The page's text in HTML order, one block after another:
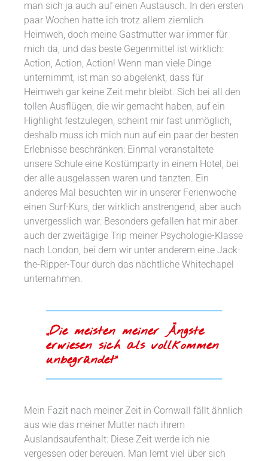
man sich ja auch auf einen Austausch. In den ersten
paar Wochen hatte ich trotz allem ziemlich
Heimweh, doch meine Gastmutter war immer für
mich da, und das beste Gegenmittel ist wirklich:
Action, Action, Action! Wenn man viele Dinge
unternimmt, ist man so abgelenkt, dass für
Heimweh gar keine Zeit mehr bleibt. Sich bei all den
tollen Ausflügen, die wir gemacht haben, auf ein
Highlight festzulegen, scheint mir fast unmöglich,
deshalb muss ich mich nun auf ein paar der besten
Erlebnisse beschränken: Einmal veranstaltete
unsere Schule eine Kostümparty in einem Hotel, bei
der alle ausgelassen waren und tanzten. Ein
anderes Mal besuchten wir in unserer Ferienwoche
einen Surf-Kurs, der wirklich anstrengend, aber auch
unvergesslich war. Besonders gefallen hat mir aber
auch der zweitägige Trip meiner Psychologie-Klasse
nach London, bei dem wir unter anderem eine Jack-
the-Ripper-Tour durch das nächtliche Whitechapel
unternahmen.
„Die meisten meiner Ängste
erwiesen sich als vollkommen
unbegründet“
Mein Fazit nach meiner Zeit in Cornwall fällt ähnlich
aus wie das meiner Mutter nach ihrem
Auslandsaufenthalt: Diese Zeit werde ich nie
vergessen oder bereuen. Man lernt viel über sich